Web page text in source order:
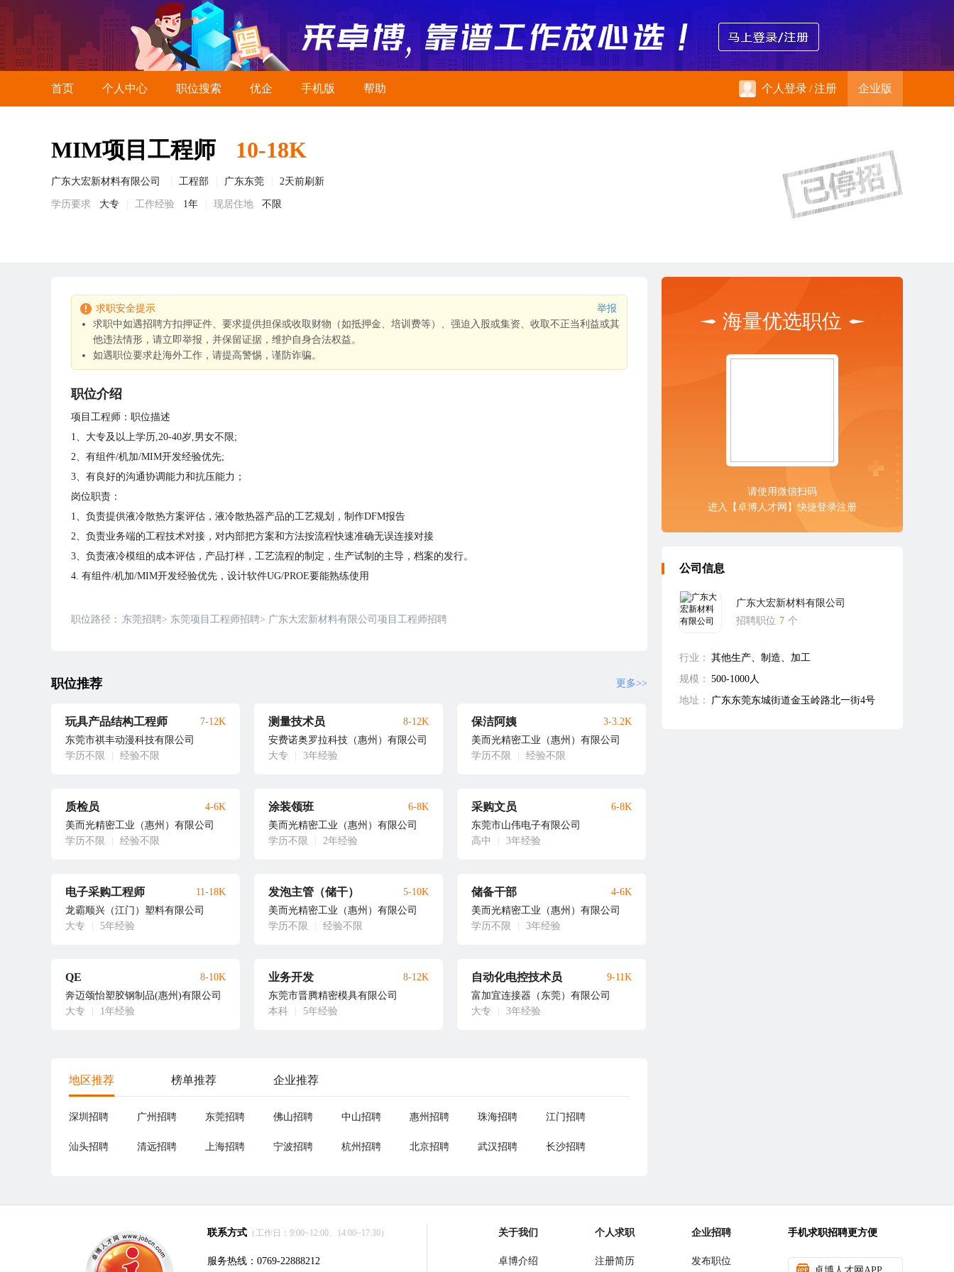
首页 个人中心 职位搜索 优企 手机版 帮助 个人登录/注册 企业版
MIM项目工程师 10-18K
广东大宏新材料有限公司 工程部 广东东莞 2天前刷新
学历要求 大专 工作经验 1年 现居住地 不限
求职安全提示
举报
求职中如遇招聘方扣押证件、要求提供担保或收取财物（如抵押金、培训费等）、强迫入股或集资、收取不正当利益或其
他违法情形，请立即举报，并保留证据，维护自身合法权益。
如遇职位要求赴海外工作，请提高警惕，谨防诈骗。
职位介绍
项目工程师：职位描述
1、大专及以上学历,20-40岁,男女不限;
2、有组件/机加/MIM开发经验优先;
3、有良好的沟通协调能力和抗压能力；
岗位职责：
1、负责提供液冷散热方案评估，液冷散热器产品的工艺规划，制作DFM报告
2、负责业务端的工程技术对接，对内部把方案和方法按流程快速准确无误连接对接
3、负责液冷模组的成本评估，产品打样，工艺流程的制定，生产试制的主导，档案的发行。
4. 有组件/机加/MIM开发经验优先，设计软件UG/PROE要能熟练使用
职位路径： 东莞招聘> 东莞项目工程师招聘> 广东大宏新材料有限公司项目工程师招聘
职位推荐 更多>>
玩具产品结构工程师
东莞市祺丰动漫科技有限公司
学历不限
经验不限
7-12K 测量技术员
安费诺奥罗拉科技（惠州）有限公司
大专
3年经验
8-12K 保洁阿姨
美而光精密工业（惠州）有限公司
学历不限
经验不限
3-3.2K
质检员
美而光精密工业（惠州）有限公司
学历不限
经验不限
4-6K 涂装领班
美而光精密工业（惠州）有限公司
学历不限
2年经验
6-8K 采购文员
东莞市山伟电子有限公司
高中
3年经验
6-8K
电子采购工程师
龙霸顺兴（江门）塑料有限公司
大专
5年经验
11-18K 发泡主管（储干）
美而光精密工业（惠州）有限公司
学历不限
经验不限
5-10K 储备干部
美而光精密工业（惠州）有限公司
学历不限
3年经验
4-6K
QE
奔迈颂怡塑胶钢制品(惠州)有限公司
大专
1年经验
8-10K 业务开发
东莞市晋腾精密模具有限公司
本科
5年经验
8-12K 自动化电控技术员
富加宜连接器（东莞）有限公司
大专
3年经验
9-11K
地区推荐 榜单推荐 企业推荐
深圳招聘 广州招聘 东莞招聘 佛山招聘 中山招聘 惠州招聘 珠海招聘 江门招聘
汕头招聘 清远招聘 上海招聘 宁波招聘 杭州招聘 北京招聘 武汉招聘 长沙招聘
海量优选职位
请使用微信扫码
进入【卓博人才网】快捷登录注册
公司信息
广东大宏新材料有限公司
招聘职位 7 个
行业： 其他生产、制造、加工
规模： 500-1000人
地址：
广东东莞东城街道金玉岭路北一街4号
联系方式 （工作日：9:00~12:00、14:00~17:30）
服务热线：0769-22888212
关于我们
卓博介绍
个人求职
注册简历
企业招聘
发布职位
手机求职招聘更方便